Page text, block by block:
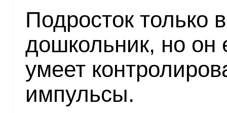
Подросток только
дошкольник, но он
умеет
импульсы.